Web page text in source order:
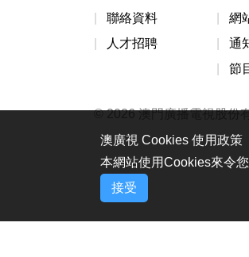
聯絡資料
人才招聘
網
通
節
© 2026 澳門廣播電視股份
澳廣視 Cookies 使用政策
本網站使用Cookies來令
接受